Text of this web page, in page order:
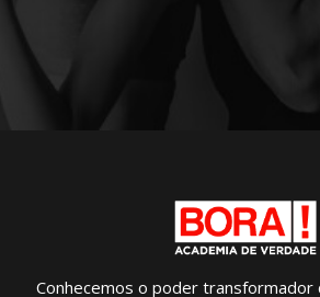
Conhecemos o poder transformador